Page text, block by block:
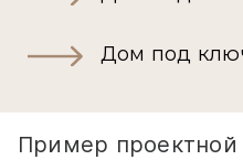
Дом под
Пример проектной